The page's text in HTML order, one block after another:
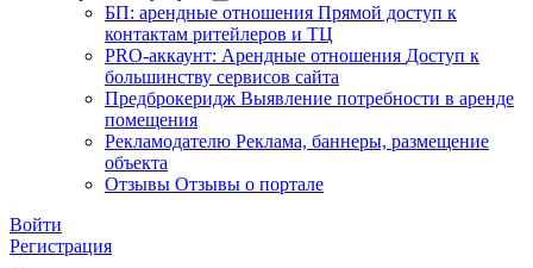
БП: арендные отношения Прямой доступ к
контактам ритейлеров и ТЦ
PRO-аккаунт: Арендные отношения Доступ к
большинству сервисов сайта
Предброкеридж Выявление потребности в аренде
помещения
Рекламодателю Реклама, баннеры, размещение
объекта
Отзывы Отзывы о портале
Войти
Регистрация